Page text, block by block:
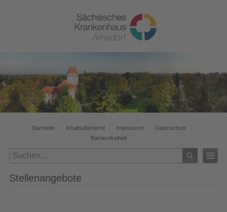
Startseite Inhaltsübersicht Impressum
Datenschutz
Barrierefreiheit
Stellenangebote